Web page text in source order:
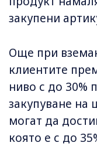
закупени
Още при
клиентите
ниво с до 30%
закупуване на
могат да
която е с до